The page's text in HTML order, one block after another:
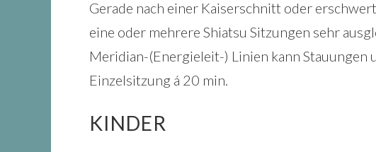
Gerade nach einer Kaiserschnitt oder
eine oder mehrere Shiatsu Sitzungen sehr
Meridian-(Energieleit-) Linien kann Stauungen
Einzelsitzung á 20 min.
KINDER